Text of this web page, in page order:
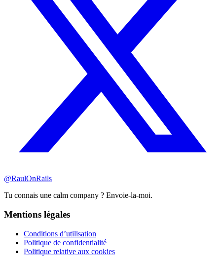
@RaulOnRails
Tu connais une calm company ? Envoie-la-moi.
Mentions légales
Conditions d’utilisation
Politique de confidentialité
Politique relative aux cookies